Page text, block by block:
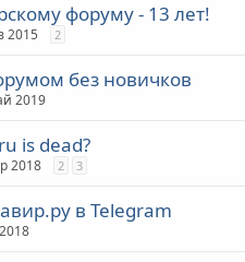
форуму - 13 лет!
2015 2
без новичков
2019
is dead?
2018 2 3
в Telegram